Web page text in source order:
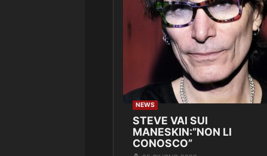
NEWS
STEVE VAI SUI
MANESKIN:”NON LI
CONOSCO”